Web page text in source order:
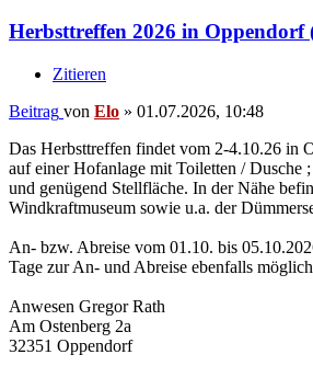
Herbsttreffen 2026 in Oppendorf
Zitieren
Beitrag von Elo » 01.07.2026, 10:48
Das Herbsttreffen findet vom 2-4.10.26 in
auf einer Hofanlage mit Toiletten / Dusche
und genügend Stellfläche. In der Nähe
Windkraftmuseum sowie u.a. der
An- bzw. Abreise vom 01.10. bis
Tage zur An- und Abreise ebenfalls
Anwesen Gregor Rath
Am Ostenberg 2a
32351 Oppendorf